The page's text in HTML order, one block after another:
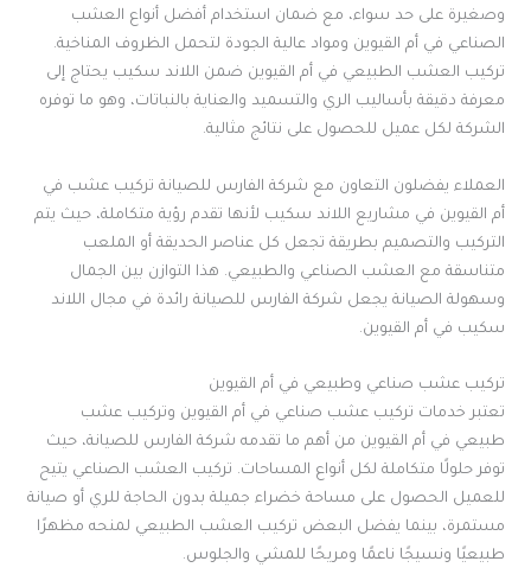
وصغيرة على حد سواء، مع ضمان استخدام أفضل أنواع العشب
الصناعي في أم القيوين ومواد عالية الجودة لتحمل الظروف المناخية.
تركيب العشب الطبيعي في أم القيوين ضمن اللاند سكيب يحتاج إلى
معرفة دقيقة بأساليب الري والتسميد والعناية بالنباتات، وهو ما توفره
الشركة لكل عميل للحصول على نتائج مثالية.
العملاء يفضلون التعاون مع شركة الفارس للصيانة تركيب عشب في
أم القيوين في مشاريع اللاند سكيب لأنها تقدم رؤية متكاملة، حيث يتم
التركيب والتصميم بطريقة تجعل كل عناصر الحديقة أو الملعب
متناسقة مع العشب الصناعي والطبيعي. هذا التوازن بين الجمال
وسهولة الصيانة يجعل شركة الفارس للصيانة رائدة في مجال اللاند
سكيب في أم القيوين.
تركيب عشب صناعي وطبيعي في أم القيوين
تعتبر خدمات تركيب عشب صناعي في أم القيوين وتركيب عشب
طبيعي في أم القيوين من أهم ما تقدمه شركة الفارس للصيانة، حيث
توفر حلولًا متكاملة لكل أنواع المساحات. تركيب العشب الصناعي يتيح
للعميل الحصول على مساحة خضراء جميلة بدون الحاجة للري أو صيانة
مستمرة، بينما يفضل البعض تركيب العشب الطبيعي لمنحه مظهرًا
طبيعيًا ونسيجًا ناعمًا ومريحًا للمشي والجلوس.